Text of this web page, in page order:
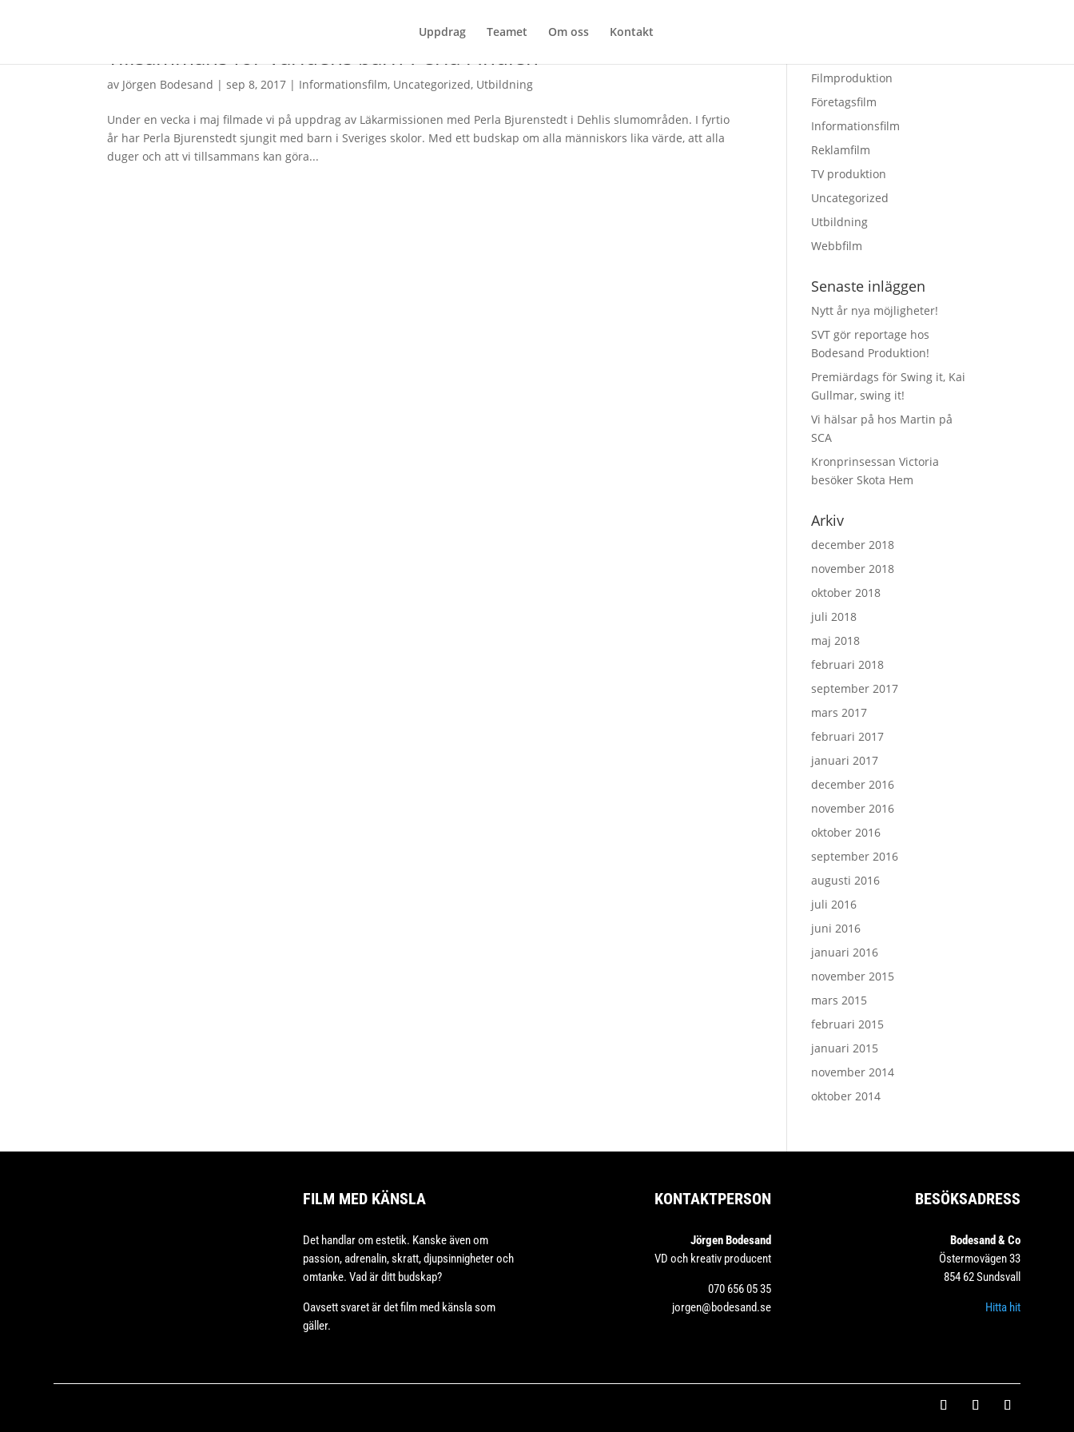
Uppdrag Teamet Om oss Kontakt
Tillsammans för Världens barn-Perla i Indien
av Jörgen Bodesand |sep 8, 2017 | Informationsfilm, Uncategorized, Utbildning
Under en vecka i maj filmade vi på uppdrag av Läkarmissionen med Perla Bjurenstedt i Dehlis slumområden. I fyrtio
år har Perla Bjurenstedt sjungit med barn i Sveriges skolor. Med ett budskap om alla människors lika värde, att alla
duger och att vi tillsammans kan göra...
Filmproduktion
Företagsfilm
Informationsfilm
Reklamfilm
TV produktion
Uncategorized
Utbildning
Webbfilm
Senaste inläggen
Nytt år nya möjligheter!
SVT gör reportage hos
Bodesand Produktion!
Premiärdags för Swing it, Kai
Gullmar, swing it!
Vi hälsar på hos Martin på
SCA
Kronprinsessan Victoria
besöker Skota Hem
Arkiv
december 2018
november 2018
oktober 2018
juli 2018
maj 2018
februari 2018
september 2017
mars 2017
februari 2017
januari 2017
december 2016
november 2016
oktober 2016
september 2016
augusti 2016
juli 2016
juni 2016
januari 2016
november 2015
mars 2015
februari 2015
januari 2015
november 2014
oktober 2014
FILM MED KÄNSLA
Det handlar om estetik. Kanske även om
passion, adrenalin, skratt, djupsinnigheter och
omtanke. Vad är ditt budskap?
Oavsett svaret är det film med känsla som
gäller.
KONTAKTPERSON
Jörgen Bodesand
VD och kreativ producent
070 656 05 35
jorgen@bodesand.se
BESÖKSADRESS
Bodesand & Co
Östermovägen 33
854 62 Sundsvall
Hitta hit